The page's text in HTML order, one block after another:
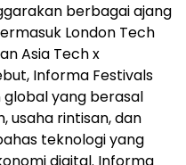
berbagai ajang
London Tech
Asia Tech x
Informa Festivals
yang berasal
usaha rintisan, dan
teknologi yang